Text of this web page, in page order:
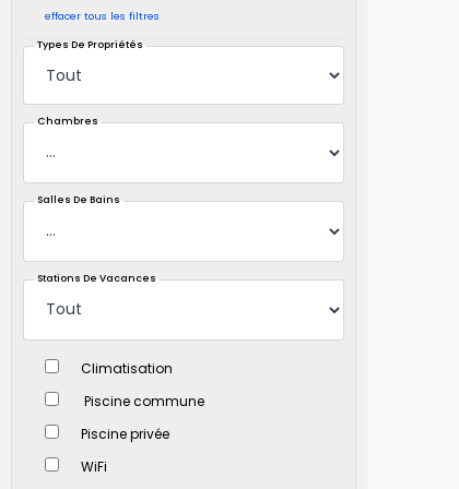
effacer tous les filtres
Types De Propriétés
Chambres
Salles De Bains
Stations De Vacances
Climatisation
Piscine commune
Piscine privée
WiFi